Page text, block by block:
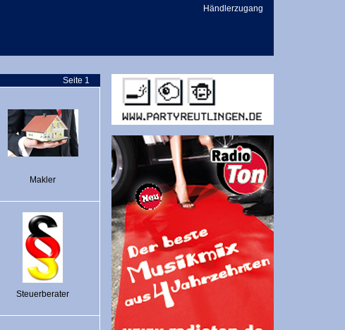
Händlerzugang
Seite 1
Makler
Steuerberater